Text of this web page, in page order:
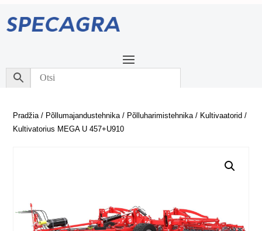
Pradžia/ Põllumajandustehnika/ Põlluharimistehnika/ Kultivaatorid /
Kultivatorius MEGA U 457+U910